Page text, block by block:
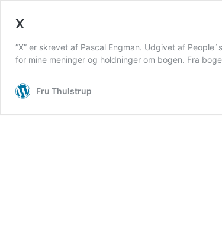
X
”X” er skrevet af Pascal Engman. Udgivet af
for mine meninger og holdninger om bogen. Fra
Fru Thulstrup